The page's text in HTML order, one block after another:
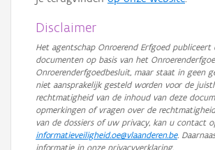
Disclaimer
Het agentschap Onroerend Erfgoed publiceert
documenten op basis van het
Onroerenderfgoedbesluit, maar staat in geen
niet aansprakelijk gesteld worden voor de
rechtmatigheid van de inhoud van deze
opmerkingen of vragen over de
van de dossiers of uw privacy, kan u contact
informatieveiligheid.oe@vlaanderen.be.
informatie in onze privacyverklaring.